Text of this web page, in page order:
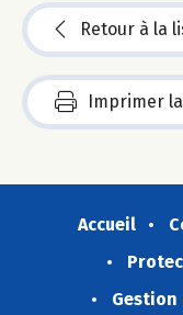
Retour à la
Imprimer
Accueil
Gestion